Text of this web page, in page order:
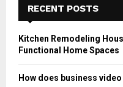
RECENT POSTS
Kitchen Remodeling
Functional Home Spaces
How does business